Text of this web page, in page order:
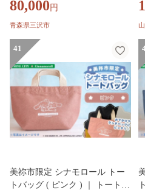
ラブ カバン 鞄 持ち運び キルテ
ィング スポーツ 自衛隊 飛行機
服店】【ms29-04】
80,000 円
青森県三沢市
41
美祢市限定 シナモロール トー
トバッグ ( ピンク ) ｜ トートバ